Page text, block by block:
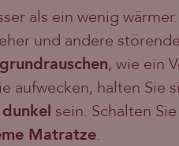
als ein wenig wärmer.
und andere
, wie ein
aufwecken, halten Sie
dunkel sein. Schalten
Matratze.